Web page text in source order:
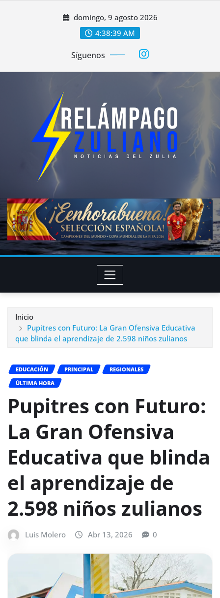
domingo, 9 agosto 2026
4:38:41 AM
Síguenos
Inicio
Pupitres con Futuro: La Gran Ofensiva Educativa
que blinda el aprendizaje de 2.598 niños zulianos
EDUCACIÓN PRINCIPAL
REGIONALES
ÚLTIMA HORA
Pupitres con Futuro:
La Gran Ofensiva
Educativa que blinda
el aprendizaje de
2.598 niños zulianos
Luis Molero Abr 13, 2026 0